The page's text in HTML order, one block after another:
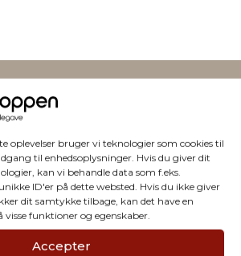
oplevelser bruger vi teknologier som cookies til
til enhedsoplysninger. Hvis du giver dit
kan vi behandle data som f.eks.
ID'er på dette websted. Hvis du ikke giver
dit samtykke tilbage, kan det have en
funktioner og egenskaber.
Accepter
til hele